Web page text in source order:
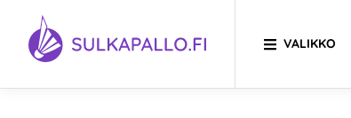
Siirry sivun sisältöön
SIIRRY ETUSIVULLE
VALIKKO